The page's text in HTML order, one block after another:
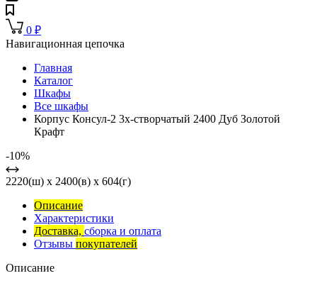
0 ₽
Навигационная цепочка
Главная
Каталог
Шкафы
Все шкафы
Корпус Консул-2 3х-створчатый 2400 Дуб Золотой
Крафт
-10%
2220(ш) x 2400(в) x 604(г)
Описание
Характеристики
Доставка, сборка и оплата
Отзывы покупателей
Описание